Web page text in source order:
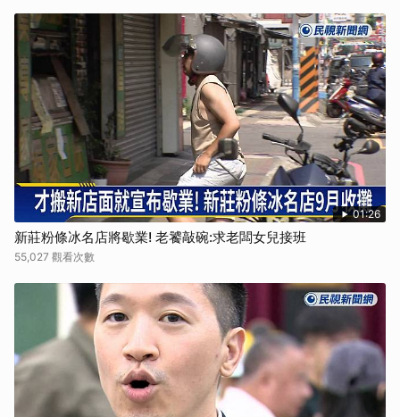
01:26
新莊粉條冰名店將歇業! 老饕敲碗:求老闆女兒接班
55,027 觀看次數